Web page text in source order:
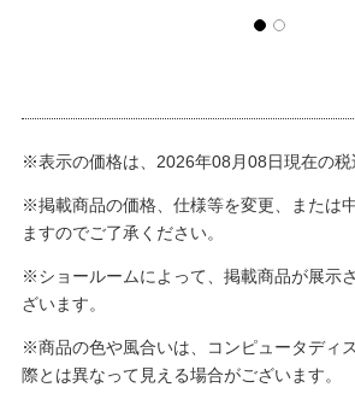
※表示の価格は、2026年08月08日現在の税
※掲載商品の価格、仕様等を変更、または
ますのでご了承ください。
※ショールームによって、掲載商品が展示
ざいます。
※商品の色や風合いは、コンピュータディ
際とは異なって見える場合がございます。